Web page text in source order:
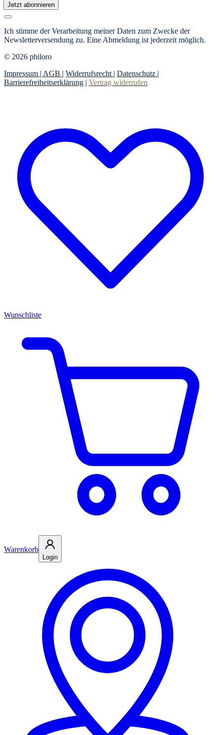
Jetzt abonnieren
Ich stimme der Verarbeitung meiner Daten zum Zwecke der
Newsletterversendung zu. Eine Abmeldung ist jederzeit möglich.
© 2026 philoro
Impressum | AGB | Widerrufsrecht | Datenschutz |
Barrierefreiheitserklärung | Vertrag widerrufen
Wunschliste
Warenkorb
Login